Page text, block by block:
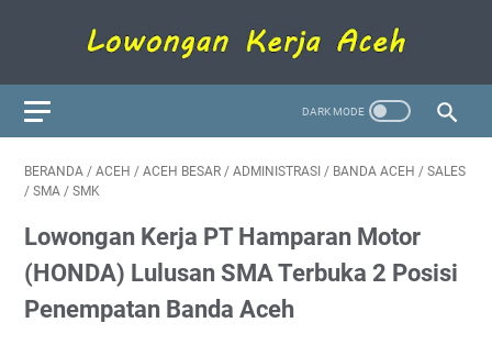
BERANDA / ACEH / ACEH BESAR / ADMINISTRASI / BANDA ACEH / SALES
/ SMA / SMK
Lowongan Kerja PT Hamparan Motor
(HONDA) Lulusan SMA Terbuka 2 Posisi
Penempatan Banda Aceh